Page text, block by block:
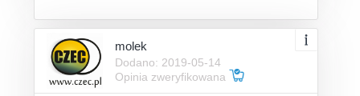
molek
Dodano: 2019-05-14
Opinia zweryfikowana